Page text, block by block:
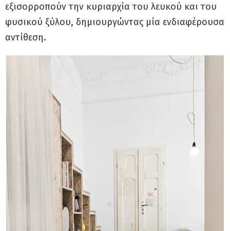
εξισορροπούν την κυριαρχία του λευκού και του
φυσικού ξύλου, δημιουργώντας μία ενδιαφέρουσα
αντίθεση.